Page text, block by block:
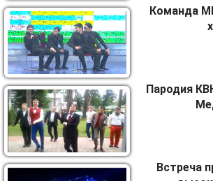
Команда
Пародия
Встреча